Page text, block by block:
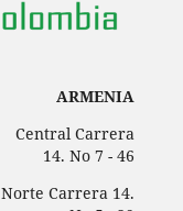
ARMENIA
Central Carrera
14. No 7 - 46
Norte Carrera 14.